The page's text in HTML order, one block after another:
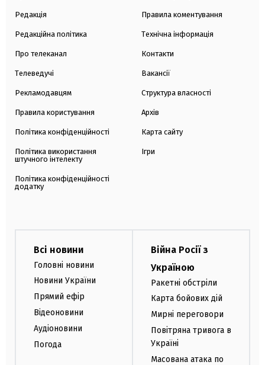
Редакція
Редакційна політика
Про телеканал
Телеведучі
Рекламодавцям
Правила користування
Політика конфіденційності
Політика використання
штучного інтелекту
Політика конфіденційності
додатку
Правила коментування
Технічна інформація
Контакти
Вакансії
Структура власності
Архів
Карта сайту
Ігри
Всі новини
Головні новини
Новини України
Прямий ефір
Відеоновини
Аудіоновини
Погода
Війна Росії з
Україною
Ракетні обстріли
Карта бойових дій
Мирні переговори
Повітряна тривога в
Україні
Масована атака по